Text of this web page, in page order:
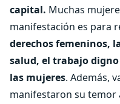
capital. Muchas
manifestación es para
derechos femeninos,
salud, el trabajo
las mujeres. Además,
manifestaron su temor